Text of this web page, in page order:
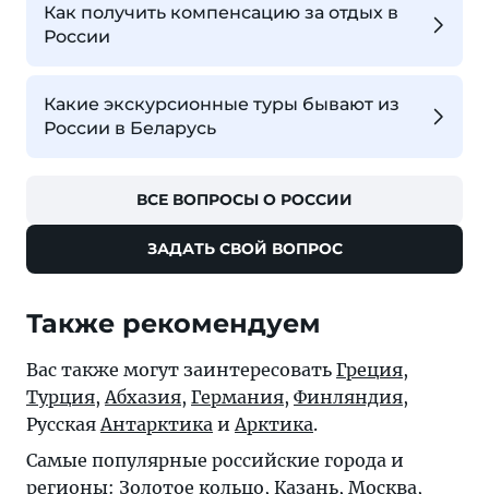
Как получить компенсацию за отдых в
России
Какие экскурсионные туры бывают из
России в Беларусь
ВСЕ ВОПРОСЫ О РОССИИ
ЗАДАТЬ СВОЙ ВОПРОС
Также рекомендуем
Вас также могут заинтересовать Греция,
Турция, Абхазия, Германия, Финляндия,
Русская Антарктика и Арктика.
Самые популярные российские города и
регионы: Золотое кольцо, Казань, Москва,